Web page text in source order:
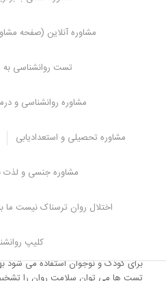
مشاوره آنلاین (صفحه
تست روانشناسی به
مشاوره روانشناسی و
مشاوره تحصیلی و استعدادیابی
مشاوره جنسی و لذت
اختلال روان ترسناک نیست ما
کلیپ
باشند که این از ویژگی ها و فردیت
اگر این علایق بسیار عجیب و غریب
نوجوان اثر بگذارد در این هنگام ممکن
اگر والدین دیدند که نوجوانشان هیچ
دنبال می کند در این صورت والدین
نوجوانی دوران خاصی است به طوری
روانی خوبی برخوردار باشد تا بتواند
باشد و ارتباط موفق در ازدواج داشته و
های درستی داشته باشد، به همین
بسیار مهم و ضروری است.
برای اینکه فشارها و اختلالات و
شود تا درمان آن به موقع انجام شود
برای کودک و نوجوان استفاده می شود